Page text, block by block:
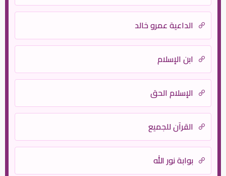
الداعية عمرو خالد
ابن الإسلام
الإسلام الحق
القرآن للجميع
بوابة نور الله